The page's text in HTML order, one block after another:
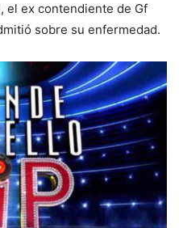
el ex contendiente de Gf
sobre su enfermedad.